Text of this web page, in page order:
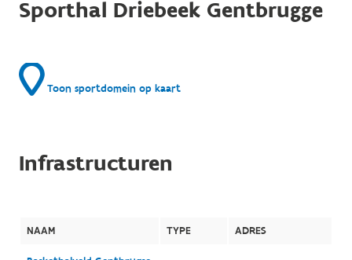
Sporthal Driebeek Gentbrugge
Toon sportdomein op kaart
Infrastructuren
NAAM TYPE ADRES